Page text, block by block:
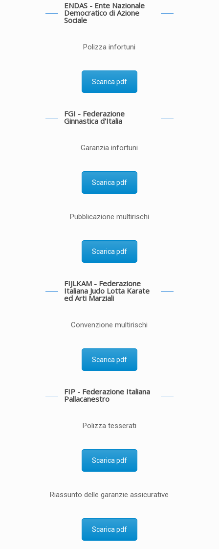
ENDAS - Ente Nazionale
Democratico di Azione
Sociale
Polizza infortuni
Scarica pdf
FGI - Federazione
Ginnastica d'Italia
Garanzia infortuni
Scarica pdf
Pubblicazione multirischi
Scarica pdf
FIJLKAM - Federazione
Italiana Judo Lotta Karate
ed Arti Marziali
Convenzione multirischi
Scarica pdf
FIP - Federazione Italiana
Pallacanestro
Polizza tesserati
Scarica pdf
Riassunto delle garanzie assicurative
Scarica pdf